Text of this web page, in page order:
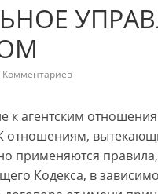
Комментариев
к агентским
отношениям,
применяются
Кодекса, в